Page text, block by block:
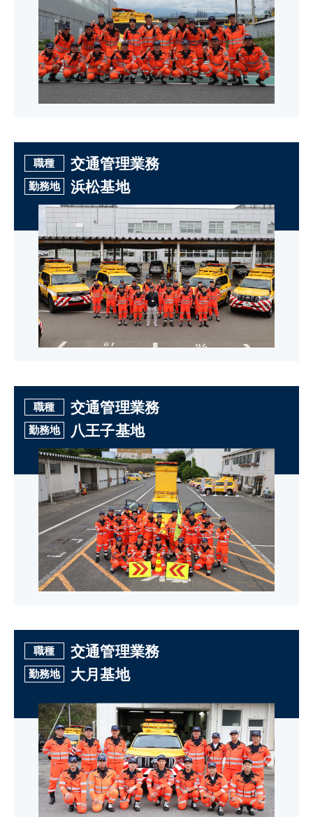
職種 交通管理業務
勤務地 浜松基地
職種 交通管理業務
勤務地 八王子基地
職種 交通管理業務
勤務地 大月基地